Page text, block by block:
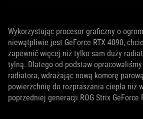
Wykorzystując procesor graficzny o
niewątpliwie jest GeForce RTX 4090,
zapewnić więcej niż tylko sam duży
tylną. Dlatego od podstaw
radiatora, wdrażając nową komorę
powierzchnię do rozpraszania ciepła niż
poprzedniej generacji ROG Strix GeForce